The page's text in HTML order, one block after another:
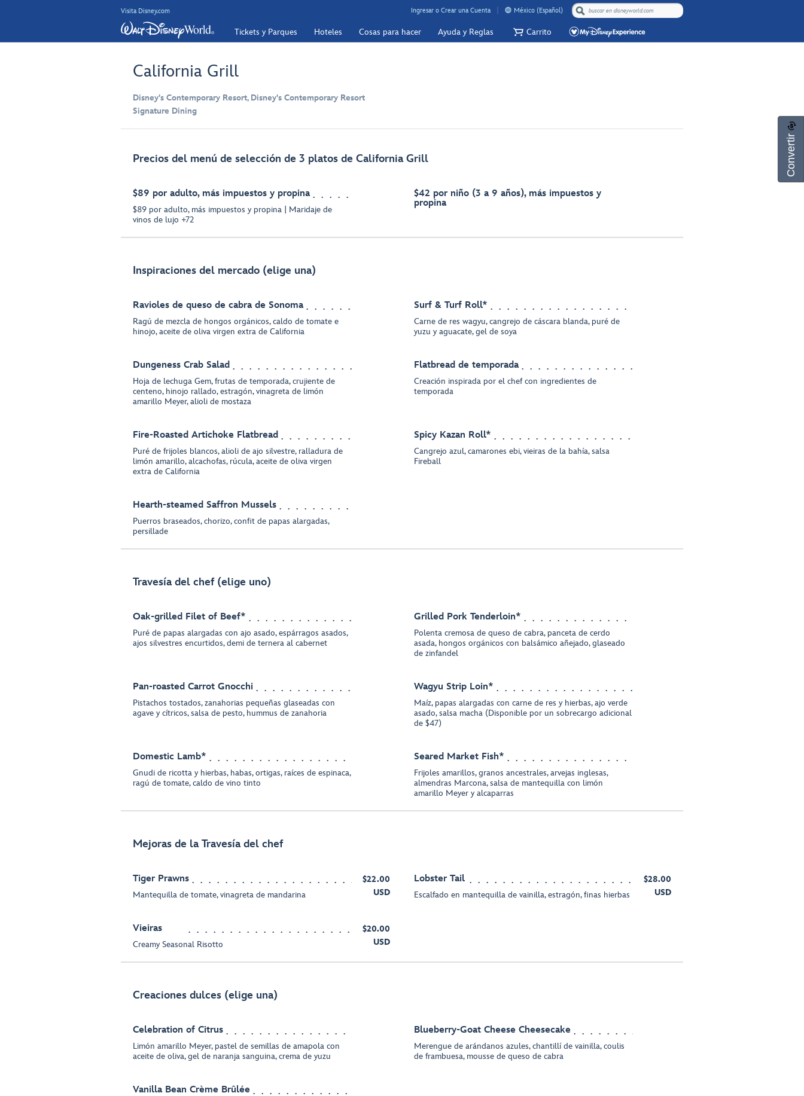
Visita Disney.com Ingresar o Crear una Cuenta México (Español)
Tickets y Parques Hoteles Cosas para hacer Ayuda y Reglas Carrito
California Grill
Disney's Contemporary Resort, Disney's Contemporary Resort
Signature Dining
Precios del menú de selección de 3 platos de California Grill
$89 por adulto, más impuestos y propina
$89 por adulto, más impuestos y propina | Maridaje de
vinos de lujo +72
$42 por niño (3 a 9 años), más impuestos y
propina
Inspiraciones del mercado (elige una)
Ravioles de queso de cabra de Sonoma
Ragú de mezcla de hongos orgánicos, caldo de tomate e
hinojo, aceite de oliva virgen extra de California
Surf & Turf Roll*
Carne de res wagyu, cangrejo de cáscara blanda, puré de
yuzu y aguacate, gel de soya
Dungeness Crab Salad
Hoja de lechuga Gem, frutas de temporada, crujiente de
centeno, hinojo rallado, estragón, vinagreta de limón
amarillo Meyer, alioli de mostaza
Flatbread de temporada
Creación inspirada por el chef con ingredientes de
temporada
Fire-Roasted Artichoke Flatbread
Puré de frijoles blancos, alioli de ajo silvestre, ralladura de
limón amarillo, alcachofas, rúcula, aceite de oliva virgen
extra de California
Spicy Kazan Roll*
Cangrejo azul, camarones ebi, vieiras de la bahía, salsa
Fireball
Hearth-steamed Saffron Mussels
Puerros braseados, chorizo, confit de papas alargadas,
persillade
Travesía del chef (elige uno)
Oak-grilled Filet of Beef*
Puré de papas alargadas con ajo asado, espárragos asados,
ajos silvestres encurtidos, demi de ternera al cabernet
Grilled Pork Tenderloin*
Polenta cremosa de queso de cabra, panceta de cerdo
asada, hongos orgánicos con balsámico añejado, glaseado
de zinfandel
Pan-roasted Carrot Gnocchi
Pistachos tostados, zanahorias pequeñas glaseadas con
agave y cítricos, salsa de pesto, hummus de zanahoria
Wagyu Strip Loin*
Maíz, papas alargadas con carne de res y hierbas, ajo verde
asado, salsa macha (Disponible por un sobrecargo adicional
de $47)
Domestic Lamb*
Gnudi de ricotta y hierbas, habas, ortigas, raíces de espinaca,
ragú de tomate, caldo de vino tinto
Seared Market Fish*
Frijoles amarillos, granos ancestrales, arvejas inglesas,
almendras Marcona, salsa de mantequilla con limón
amarillo Meyer y alcaparras
Mejoras de la Travesía del chef
Tiger Prawns
Mantequilla de tomate, vinagreta de mandarina
$22.00
USD
Lobster Tail
Escalfado en mantequilla de vainilla, estragón, finas hierbas
$28.00
USD
Vieiras
Creamy Seasonal Risotto
$20.00
USD
Creaciones dulces (elige una)
Celebration of Citrus
Limón amarillo Meyer, pastel de semillas de amapola con
aceite de oliva, gel de naranja sanguina, crema de yuzu
Blueberry-Goat Cheese Cheesecake
Merengue de arándanos azules, chantillí de vainilla, coulis
de frambuesa, mousse de queso de cabra
Vanilla Bean Crème Brûlée
Convertir